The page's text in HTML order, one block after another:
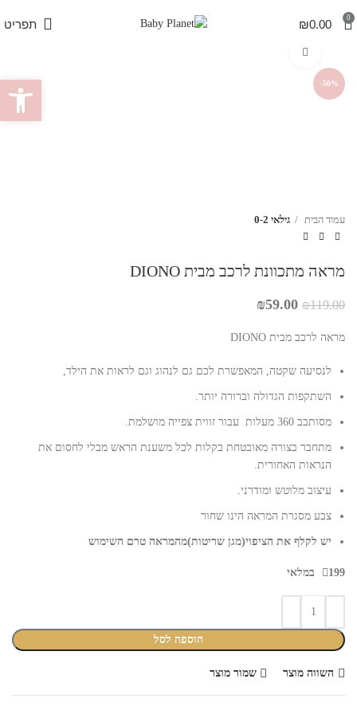
0
₪0.00 תפריט
-50%
עמוד הבית גילאי 0-2
מראה מתכוונת לרכב מבית DIONO
₪119.00
המחיר
היה:
₪59.00
הוא:
מראה לרכב מבית DIONO
לנסיעה שקטה, המאפשרת לכם גם לנהוג וגם לראות את הילד,
השתקפות הגדולה וברורה יותר.
מסותבב 360 מעלות עבור זווית צפייה מושלמת.
מתחבר בצורה מאובטחת בקלות לכל משענת הראש מבלי לחסום את
הנראות האחורית.
עיצוב מלוטש ומודרני.
צבע מסגרת המראה הינו שחור
יש לקלף את הציפוי(מגן שריטות)מהמראה טרם השימוש
199 במלאי
הוספה לסל
השווה מוצר שמור מוצר
פתח